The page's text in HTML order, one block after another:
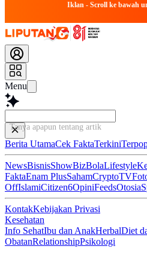
Iklan - Scroll ke bawah
Menu
Tanya apapun tentang artikel ini...
Berita UtamaCek FaktaTerkini
NewsBisnisShowBizBolaLifestyle
FaktaEnam PlusSahamCryptoTV
OffIslamiCitizen6OpiniFeedsOtosia
KontakKebijakan Privasi
Kesehatan
Info SehatIbu dan AnakHerbalDiet
ObatanRelationshipPsikologi